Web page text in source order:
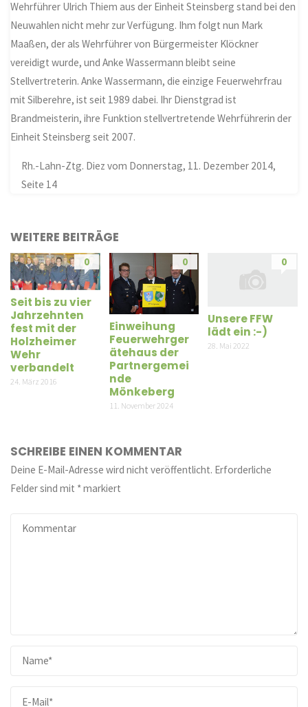
Wehrführer Ulrich Thiem aus der Einheit Steinsberg stand bei den
Neuwahlen nicht mehr zur Verfügung. Ihm folgt nun Mark
Maaßen, der als Wehrführer von Bürgermeister Klöckner
vereidigt wurde, und Anke Wassermann bleibt seine
Stellvertreterin. Anke Wassermann, die einzige Feuerwehrfrau
mit Silberehre, ist seit 1989 dabei. Ihr Dienstgrad ist
Brandmeisterin, ihre Funktion stellvertretende Wehrführerin der
Einheit Steinsberg seit 2007.
Rh.-Lahn-Ztg. Diez vom Donnerstag, 11. Dezember 2014,
Seite 14
WEITERE BEITRÄGE
0
Seit bis zu vier
Jahrzehnten
fest mit der
Holzheimer
Wehr
verbandelt
24. März 2016
0
Einweihung
Feuerwehrger
ätehaus der
Partnergemei
nde
Mönkeberg
11. November 2024
0
Unsere FFW
lädt ein :-)
28. Mai 2022
SCHREIBE EINEN KOMMENTAR
Deine E-Mail-Adresse wird nicht veröffentlicht. Erforderliche
Felder sind mit *markiert